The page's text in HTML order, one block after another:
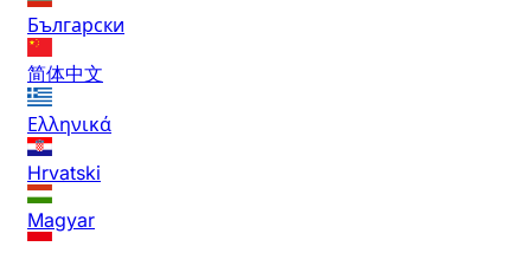
Български
简体中文
Ελληνικά
Hrvatski
Magyar